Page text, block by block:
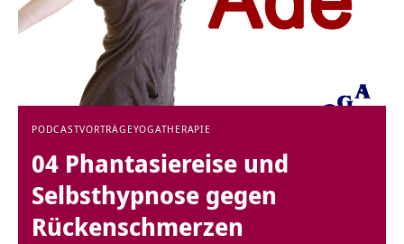
PODCASTVORTRÄGEYOGATHERAPIE
04 Phantasiereise und
Selbsthypnose gegen
Rückenschmerzen